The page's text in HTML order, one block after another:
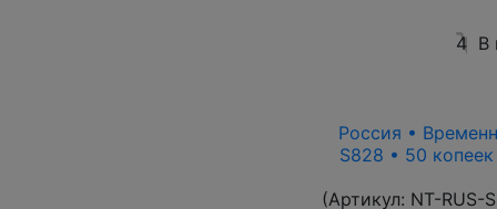
4 В
Россия •
S828 • 50
(Артикул: NT-RUS-